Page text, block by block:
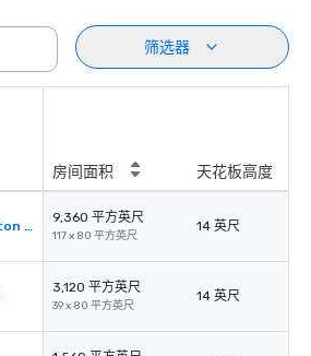
筛选器
房间面积 天花板高度
The Ritz-Carlton Ballroom
9,360 平方英尺
117 x 80 平方英尺
14 英尺
3,120 平方英尺
39 x 80 平方英尺
14 英尺